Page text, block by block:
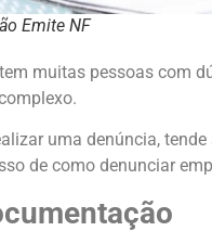
Emite NF
muitas pessoas com
uma denúncia,
de como denunciar